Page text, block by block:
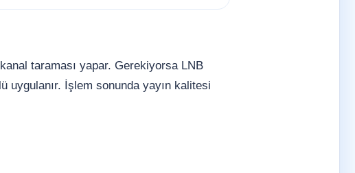
taraması yapar. Gerekiyorsa LNB
uygulanır. İşlem sonunda yayın kalitesi